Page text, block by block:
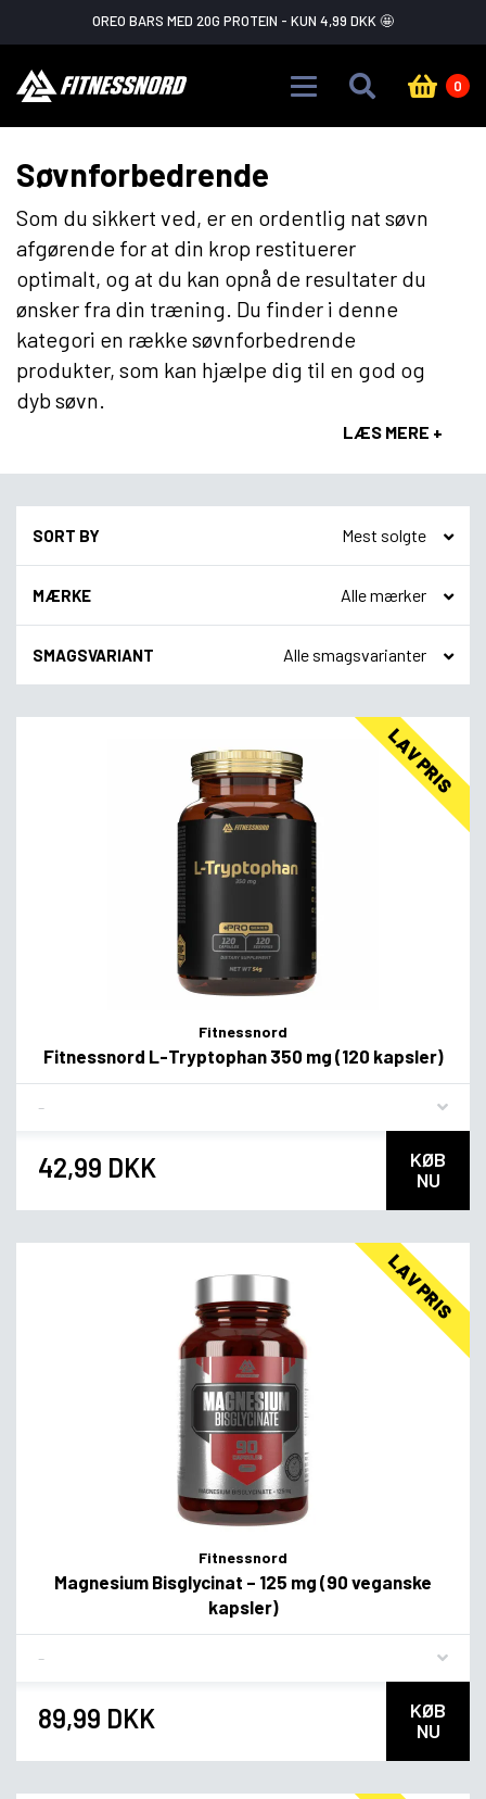
Skip to main contentFLASH SALE ADVARSEL!GÅ IKKE GLIP AF DET
0
Søvnforbedrende
Som du sikkert ved, er en ordentlig nat søvn
afgørende for at din krop restituerer
optimalt, og at du kan opnå de resultater du
ønsker fra din træning. Du finder i denne
kategori en række søvnforbedrende
produkter, som kan hjælpe dig til en god og
dyb søvn.
LÆS MERE +
SORT BY
MÆRKE
SMAGSVARIANT
LAV PRIS
Fitnessnord
Fitnessnord L-Tryptophan 350 mg (120 kapsler)
42,99 DKK
KØB
NU
LAV PRIS
Fitnessnord
Magnesium Bisglycinat – 125 mg (90 veganske
kapsler)
89,99 DKK
KØB
NU